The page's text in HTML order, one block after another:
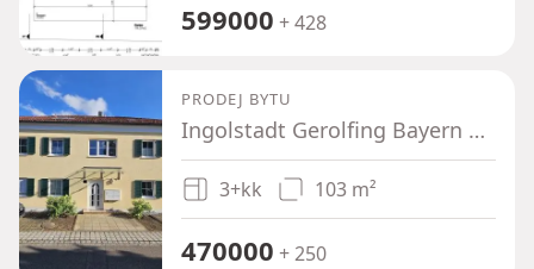
599000 + 428
PRODEJ BYTU
Ingolstadt Gerolfing Bayern 85049
3+kk 103 m²
470000 + 250